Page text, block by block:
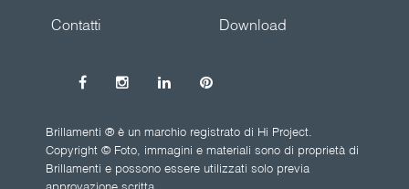
Download
Contatti
Brillamenti ® è un marchio registrato di Hi Project.
Copyright © Foto, immagini e materiali sono di proprietà di
Brillamenti e possono essere utilizzati solo previa